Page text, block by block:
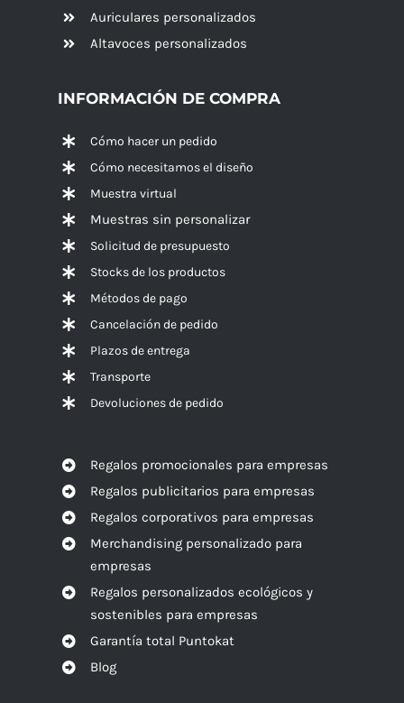
Auriculares personalizados
Altavoces personalizados
INFORMACIÓN DE COMPRA
Cómo hacer un pedido
Cómo necesitamos el diseño
Muestra virtual
Muestras sin personalizar
Solicitud de presupuesto
Stocks de los productos
Métodos de pago
Cancelación de pedido
Plazos de entrega
Transporte
Devoluciones de pedido
Regalos promocionales para empresas
Regalos publicitarios para empresas
Regalos corporativos para empresas
Merchandising personalizado para
empresas
Regalos personalizados ecológicos y
sostenibles para empresas
Garantía total Puntokat
Blog